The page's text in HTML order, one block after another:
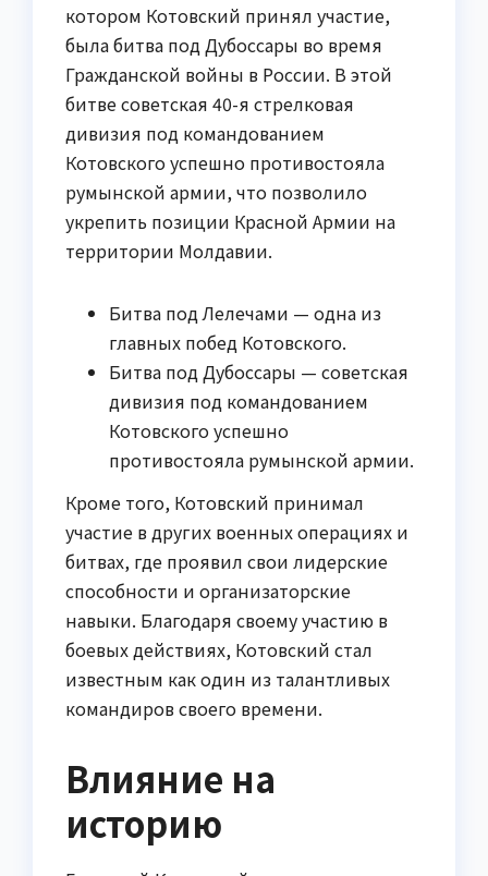
котором Котовский принял участие,
была битва под Дубоссары во время
Гражданской войны в России. В этой
битве советская 40-я стрелковая
дивизия под командованием
Котовского успешно противостояла
румынской армии, что позволило
укрепить позиции Красной Армии на
территории Молдавии.
Битва под Лелечами — одна из
главных побед Котовского.
Битва под Дубоссары — советская
дивизия под командованием
Котовского успешно
противостояла румынской армии.
Кроме того, Котовский принимал
участие в других военных операциях и
битвах, где проявил свои лидерские
способности и организаторские
навыки. Благодаря своему участию в
боевых действиях, Котовский стал
известным как один из талантливых
командиров своего времени.
Влияние на
историю